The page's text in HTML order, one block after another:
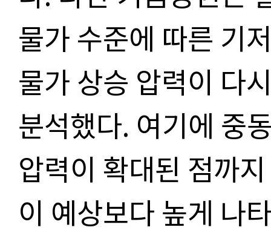
물가 수준에 따른 기
물가 상승 압력이 다
분석했다. 여기에 중
압력이 확대된 점까
이 예상보다 높게 나